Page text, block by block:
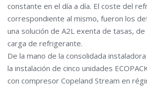
constante en el día a día. El coste del
correspondiente al mismo, fueron los
una solución de A2L exenta de tasas, de
carga de refrigerante.
De la mano de la consolidada
la instalación de cinco unidades
con compresor Copeland Stream en